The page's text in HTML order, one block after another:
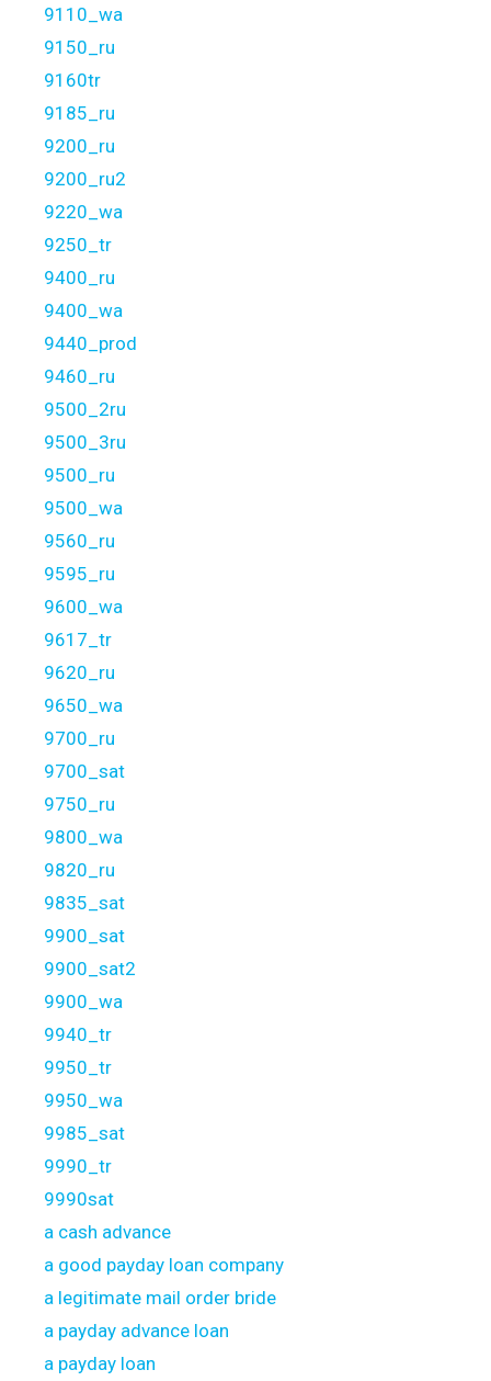
9110_wa
9150_ru
9160tr
9185_ru
9200_ru
9200_ru2
9220_wa
9250_tr
9400_ru
9400_wa
9440_prod
9460_ru
9500_2ru
9500_3ru
9500_ru
9500_wa
9560_ru
9595_ru
9600_wa
9617_tr
9620_ru
9650_wa
9700_ru
9700_sat
9750_ru
9800_wa
9820_ru
9835_sat
9900_sat
9900_sat2
9900_wa
9940_tr
9950_tr
9950_wa
9985_sat
9990_tr
9990sat
a cash advance
a good payday loan company
a legitimate mail order bride
a payday advance loan
a payday loan